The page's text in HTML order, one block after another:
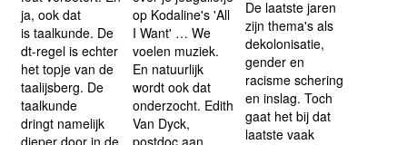
op Kodaline's 'All
I Want' … We
voelen muziek.
En natuurlijk
wordt ook dat
onderzocht. Edith
Van Dyck,
ja, ook dat
is taalkunde. De
dt-regel is echter
het topje van de
taalijsberg. De
taalkunde
dringt namelijk
dieper door in de
De laatste jaren
zijn thema's als
dekolonisatie,
gender en
racisme schering
en inslag. Toch
gaat het bij dat
laatste vaak